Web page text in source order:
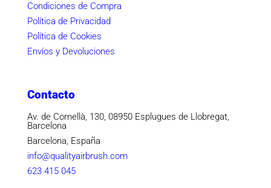
Condiciones de Compra
Política de Privacidad
Política de Cookies
Envíos y Devoluciones
Contacto
Av. de Cornellà, 130, 08950 Esplugues de Llobregat,
Barcelona
Barcelona, España
info@qualityairbrush.com
623 415 045